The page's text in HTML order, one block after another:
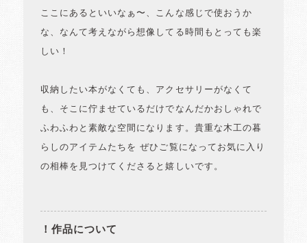
ここにあるといいなぁ〜、こんな感じで使おうか
な、なんて考えながら想像してる時間もとっても楽
しい！
収納したい本がなくても、アクセサリーがなくて
も、そこに佇ませているだけでなんだかおしゃれで
ふわふわと素敵な空間になります。貴重な木工の暮
らしのアイテムたちを ぜひご覧になってお気に入り
の相棒を見つけてくださると嬉しいです。
！作品について